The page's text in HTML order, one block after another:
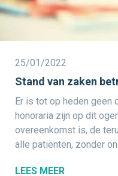
25/01/2022
Stand van zaken
Er is tot op heden geen
honoraria zijn op dit
overeenkomst is, de
alle patiënten, zonder
LEES MEER